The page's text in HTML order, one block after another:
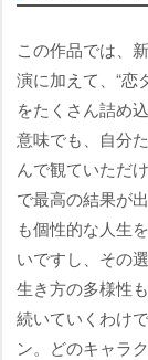
この作品では、
演に加えて、“恋
をたくさん詰め
意味でも、自分
んで観ていただ
で最高の結果が
も個性的な人生
いですし、その
生き方の多様性
続いていくわけ
ン。どのキャラ